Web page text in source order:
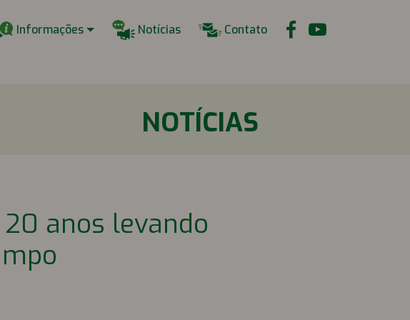
Informações Notícias Contato
NOTÍCIAS
anos levando